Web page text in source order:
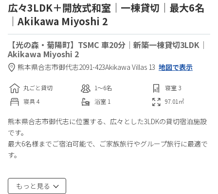
広々3LDK＋開放式和室｜一棟貸切｜最大6名
｜Akikawa Miyoshi 2
【光の森・菊陽町】TSMC 車20分｜新築一棟貸切3LDK｜
Akikawa Miyoshi 2
熊本県合志市御代志2091-423Akikawa Villas 13 地図で表示
丸ごと貸切 1〜6名 寝室 3
寝具4 浴室 1 97.01 ㎡
熊本県合志市御代志に位置する、広々とした3LDKの貸切宿泊施設
です。
最大6名様までご宿泊可能で、ご家族旅行やグループ旅行に最適で
す。
寝室にはダブルベッド2台、シングルベッド2台をご用意してお
り、ゆったりとお休みいただけます。
もっと見る